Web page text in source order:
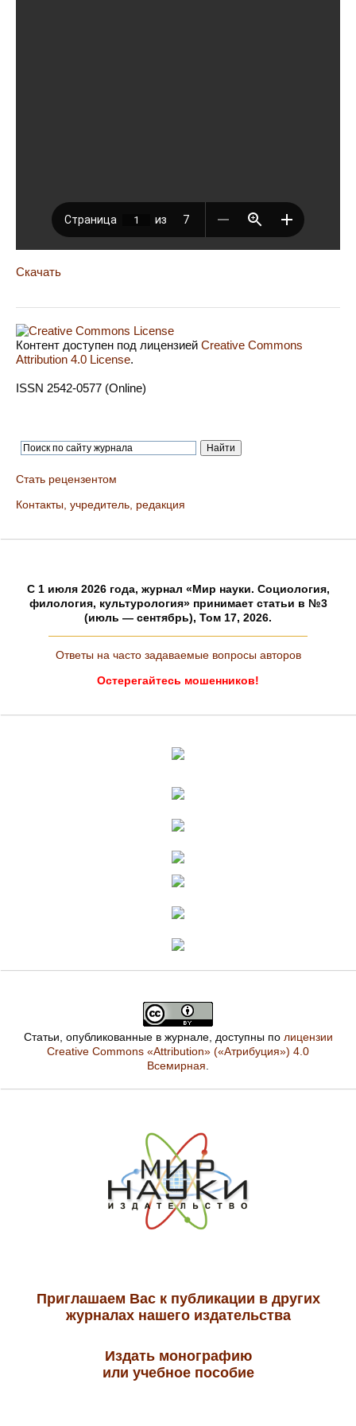
Скачать
Контент доступен под лицензией Creative Commons
Attribution 4.0 License.
ISSN 2542-0577 (Online)
Стать рецензентом
Контакты, учредитель, редакция
C 1 июля 2026 года, журнал «Мир науки. Социология,
филология, культурология» принимает статьи в №3
(июль — сентябрь), Том 17, 2026.
Ответы на часто задаваемые вопросы авторов
Остерегайтесь мошенников!
Статьи, опубликованные в журнале, доступны по лицензии
Creative Commons «Attribution» («Атрибуция») 4.0
Всемирная
Приглашаем Вас к публикации в других
журналах нашего издательства
Издать монографию
или учебное пособие